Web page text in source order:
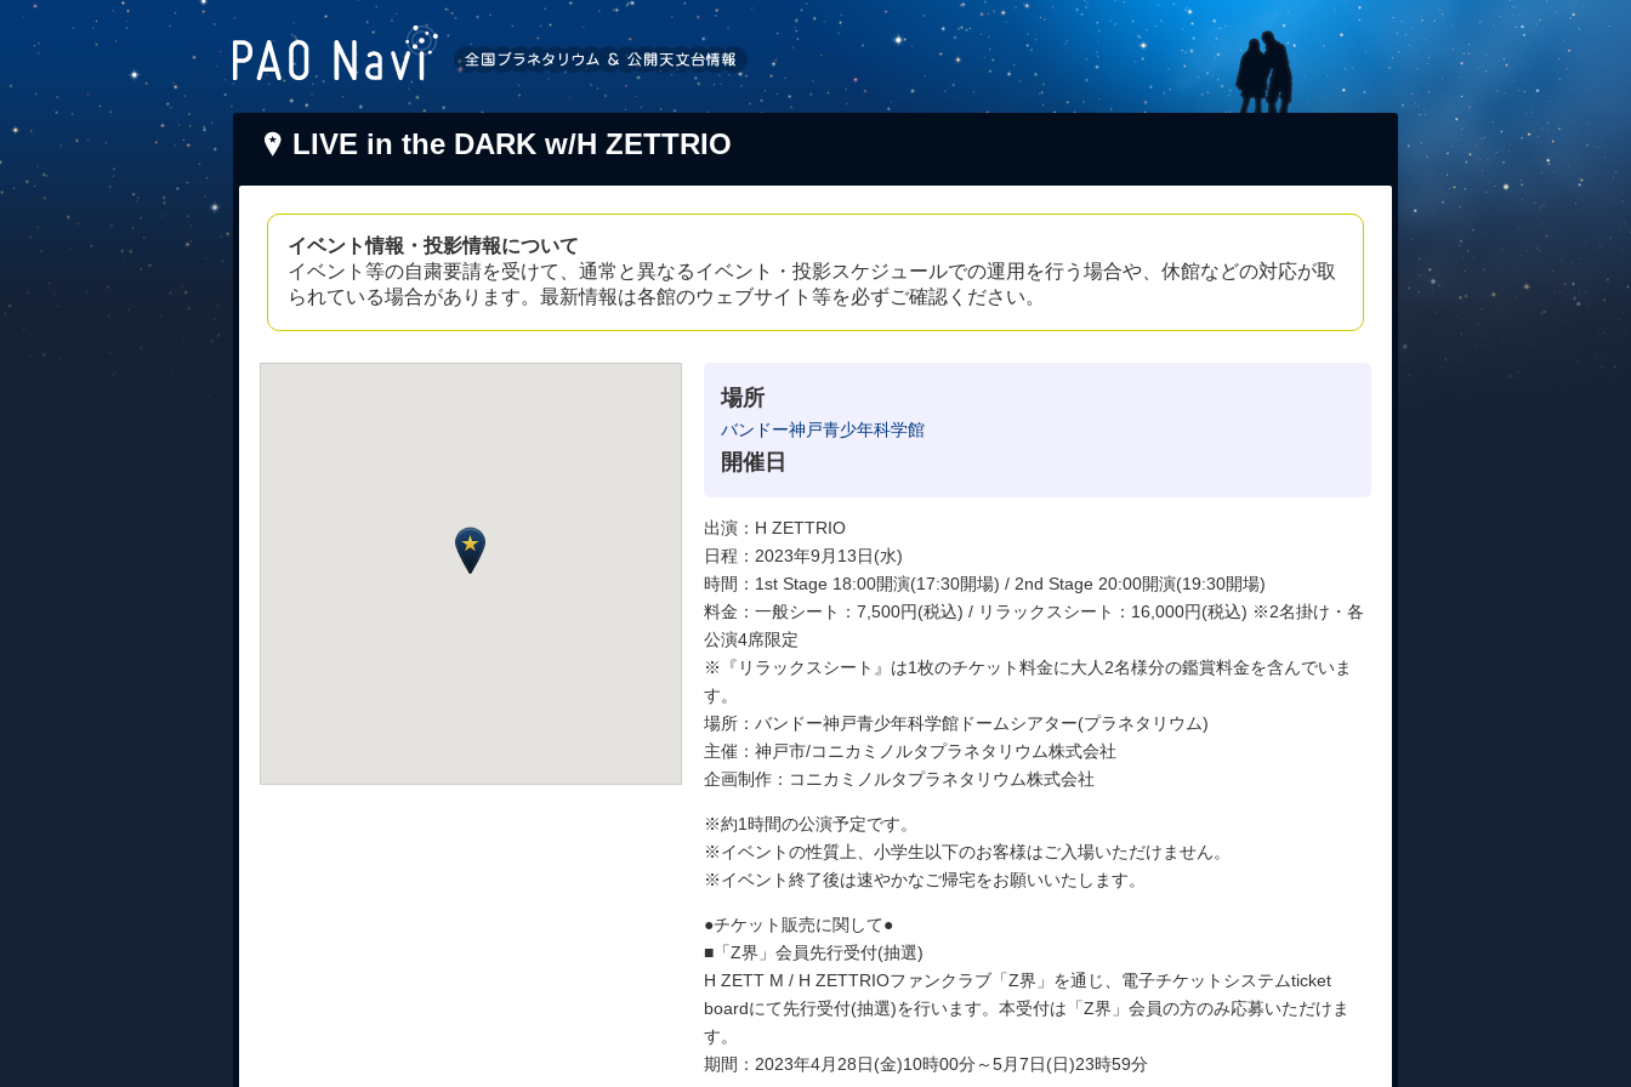
LIVE in the DARK w/H ZETTRIO
イベント情報・投影情報について
イベント等の自粛要請を受けて、通常と異なるイベント・投影スケジュールでの運用を行う場合や、休館などの対応が取
られている場合があります。最新情報は各館のウェブサイト等を必ずご確認ください。
場所
バンドー神戸青少年科学館
開催日
出演：H ZETTRIO
日程：2023年9月13日(水)
時間：1st Stage 18:00開演(17:30開場) / 2nd Stage 20:00開演(19:30開場)
料金：一般シート：7,500円(税込) / リラックスシート：16,000円(税込) ※2名掛け・各
公演4席限定
※『リラックスシート』は1枚のチケット料金に大人2名様分の鑑賞料金を含んでいま
す。
場所：バンドー神戸青少年科学館ドームシアター(プラネタリウム)
主催：神戸市/コニカミノルタプラネタリウム株式会社
企画制作：コニカミノルタプラネタリウム株式会社
※約1時間の公演予定です。
※イベントの性質上、小学生以下のお客様はご入場いただけません。
※イベント終了後は速やかなご帰宅をお願いいたします。
●チケット販売に関して●
■「Z界」会員先行受付(抽選)
H ZETT M / H ZETTRIOファンクラブ「Z界」を通じ、電子チケットシステムticket
boardにて先行受付(抽選)を行います。本受付は「Z界」会員の方のみ応募いただけま
す。
期間：2023年4月28日(金)10時00分～5月7日(日)23時59分